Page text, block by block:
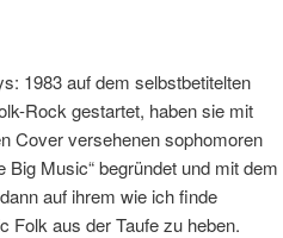
1983 auf dem selbstbetitelten
Rock gestartet, haben sie mit
Cover versehenen sophomoren
Big Music“ begründet und mit dem
auf ihrem wie ich finde
Folk aus der Taufe zu heben.